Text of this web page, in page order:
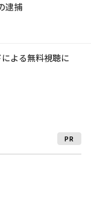
逮捕
による無料視聴に
PR